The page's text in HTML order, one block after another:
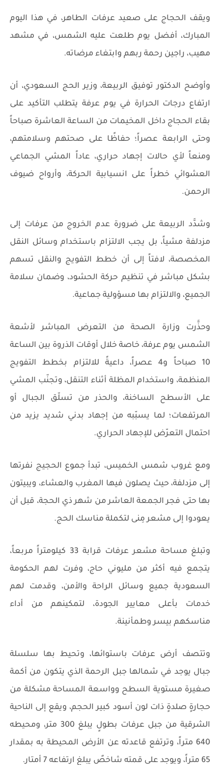
ويقف الحجاج على صعيد عرفات الطاهر، في هذا اليوم
المبارك، أفضل يوم طلعت عليه الشمس، في مشهد
مهيب، راجين رحمة ربهم وابتغاء مرضاته.
وأوضح الدكتور توفيق الربيعة، وزير الحج السعودي، أن
ارتفاع درجات الحرارة في يوم عرفة يتطلب التأكيد على
بقاء الحجاج داخل المخيمات من الساعة العاشرة صباحاً
وحتى الرابعة عصراً؛ حفاظًا على صحتهم وسلامتهم،
ومنعاً لأي حالات إجهاد حراري، عاداً المشي الجماعي
العشوائي خطراً على انسيابية الحركة، وأرواح ضيوف
الرحمن.
وشدَّد الربيعة على ضرورة عدم الخروج من عرفات إلى
مزدلفة مشياً، بل يجب الالتزام باستخدام وسائل النقل
المخصصة، لافتاً إلى أن خطط التفويج والنقل تسهم
بشكل مباشر في تنظيم حركة الحشود، وضمان سلامة
الجميع، والالتزام بها مسؤولية جماعية.
وحذَّرت وزارة الصحة من التعرض المباشر لأشعة
الشمس يوم عرفة، خاصة خلال أوقات الذروة بين الساعة
10 صباحاً و4 عصراً، داعيةً للالتزام بخطط التفويج
المنظمة، واستخدام المظلة أثناء التنقل، وتجنّب المشي
على الأسطح الساخنة، والحذر من تسلّق الجبال أو
المرتفعات؛ لما يسبّبه من إجهاد بدني شديد يزيد من
احتمال التعرّض للإجهاد الحراري.
ومع غروب شمس الخميس، تبدأ جموع الحجيج نفرتها
إلى مزدلفة، حيث يصلون فيها المغرب والعشاء، ويبيتون
بها حتى فجر الجمعة العاشر من شهر ذي الحجة، قبل أن
يعودوا إلى مشعر مِنى لتكملة مناسك الحج.
وتبلغ مساحة مشعر عرفات قرابة 33 كيلومتراً مربعاً،
يتجمع فيه أكثر من مليوني حاج، وفرت لهم الحكومة
السعودية جميع وسائل الراحة والأمن، وقدمت لهم
خدمات بأعلى معايير الجودة، لتمكينهم من أداء
مناسكهم بيسر وطمأنينة.
وتتصف أرض عرفات باستوائها، وتحيط بها سلسلة
جبال يوجد في شمالها جبل الرحمة الذي يتكون من أكمة
صغيرة مستوية السطح وواسعة المساحة مشكلة من
حجارةٍ صلدةٍ ذات لون أسود كبير الحجم، ويقع إلى الناحية
الشرقية من جبل عرفات بطولٍ يبلغ 300 متر، ومحيطه
640 متراً، وترتفع قاعدته عن الأرض المحيطة به بمقدار
65 متراً، ويوجد على قمته شاخصٌ يبلغ ارتفاعه 7 أمتار.